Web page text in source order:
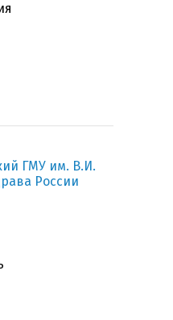
ГМУ им. В.И.
России